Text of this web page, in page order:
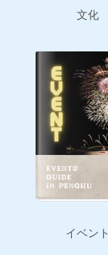
文化
イベント